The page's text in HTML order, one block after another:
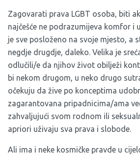
Zagovarati prava LGBT osoba, biti
najčešće ne podrazumijeva komfor i
je sve posloženo na svoje mjesto, a
negdje drugdje, daleko. Velika je
odlučili/e da njihov život obilježi
bi nekom drugom, u neko drugo
očekuju da žive po konceptima
zagarantovana pripadnicima/ama
zahvaljujući svom rodnom ili
apriori uživaju sva prava i slobode.
Ali ima i neke kosmičke pravde u